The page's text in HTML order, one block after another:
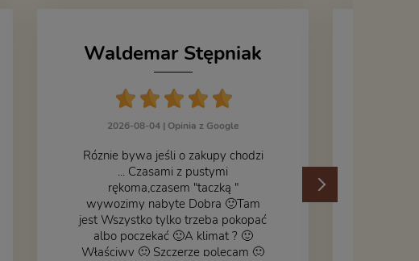
Waldemar Stępniak
2026-08-04 | Opinia z Google
Róznie bywa jeśli o zakupy chodzi
... Czasami z pustymi
rękoma,czasem "taczką "
wywozimy nabyte Dobra 🙂Tam
jest Wszystko tylko trzeba pokopać
albo poczekać 🙂A klimat ? 🙂
Właściwy 🙂 Szczerze polecam 🙂